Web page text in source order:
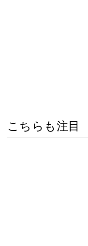
こちらも注目